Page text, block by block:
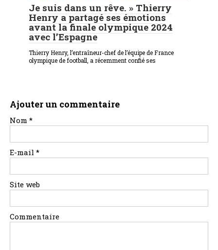
Je suis dans un rêve. » Thierry
Henry a partagé ses émotions
avant la finale olympique 2024
avec l’Espagne
Thierry Henry, l’entraîneur-chef de l’équipe de France
olympique de football, a récemment confié ses
Ajouter un commentaire
Nom *
E-mail *
Site web
Commentaire